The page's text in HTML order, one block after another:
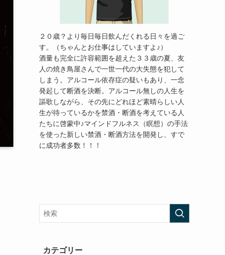
２０歳？より毎日毎日飲んだくれる日々を過ご
す。（ちゃんとお仕事はしていますよ♪）
酒量も完全に許容範囲を超えた３３歳の夏、友
人の焼き鳥屋さんで一世一代の大失態を犯して
しまう。アルコール依存症の疑いもあり、一念
発起して断酒を決断。アルコール無しの人生を
謳歌しながら、その先にどれほど素晴らしい人
生が待っているかを禁酒・断酒を考えている人
たちに啓蒙中♪マインドフルネス（瞑想）の手法
を使った新しい禁酒・断酒方法を開発し、すで
に成功者多数！！！
カテゴリー